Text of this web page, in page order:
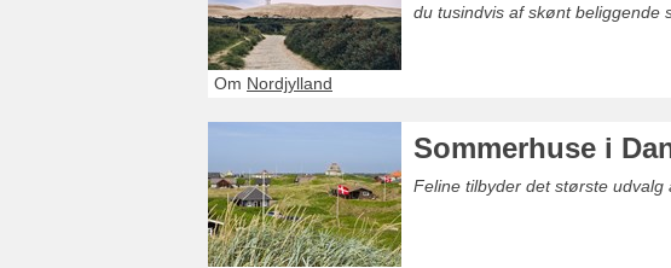
du tusindvis af skønt beliggende
Om Nordjylland
Sommerhuse i
Feline tilbyder det største udvalg